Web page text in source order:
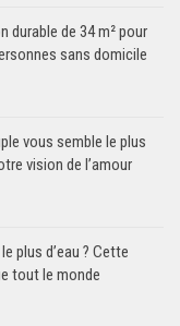
durable de 34 m² pour
sans domicile
vous semble le plus
vision de l’amour
plus d’eau ? Cette
tout le monde